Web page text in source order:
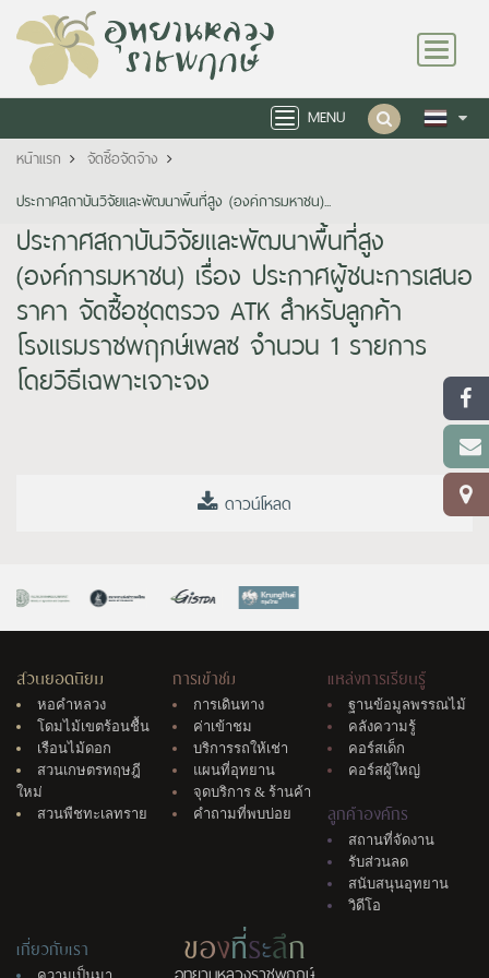
Toggle
navigation
MENU
Toggle
navigation
หน้าแรก
จัดซื้อจัดจ้าง
ประกาศสถาบันวิจัยและพัฒนาพื้นที่สูง (องค์การมหาชน)...
ประกาศสถาบันวิจัยและพัฒนาพื้นที่สูง
(องค์การมหาชน) เรื่อง ประกาศผู้ชนะการเสนอ
ราคา จัดซื้อชุดตรวจ ATK สำหรับลูกค้า
โรงแรมราชพฤกษ์เพลซ จำนวน 1 รายการ
โดยวิธีเฉพาะเจาะจง
ดาวน์โหลด
สวนยอดนิยม
หอคำหลวง
โดมไม้เขตร้อนชื้น
เรือนไม้ดอก
สวนเกษตรทฤษฎี
ใหม่
สวนพืชทะเลทราย
การเข้าชม
การเดินทาง
ค่าเข้าชม
บริการรถให้เช่า
แผนที่อุทยาน
จุดบริการ & ร้านค้า
คำถามที่พบบ่อย
แหล่งการเรียนรู้
ฐานข้อมูลพรรณไม้
คลังความรู้
คอร์สเด็ก
คอร์สผู้ใหญ่
ลูกค้าองค์กร
สถานที่จัดงาน
รับส่วนลด
สนับสนุนอุทยาน
วิดีโอ
เกี่ยวกับเรา ของที่ระลึก